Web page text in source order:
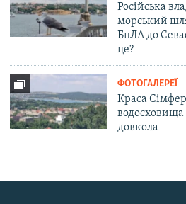
Російська
морський
БпЛА до
це?
ФОТОГАЛЕРЕЇ
Краса
водосховища
довкола